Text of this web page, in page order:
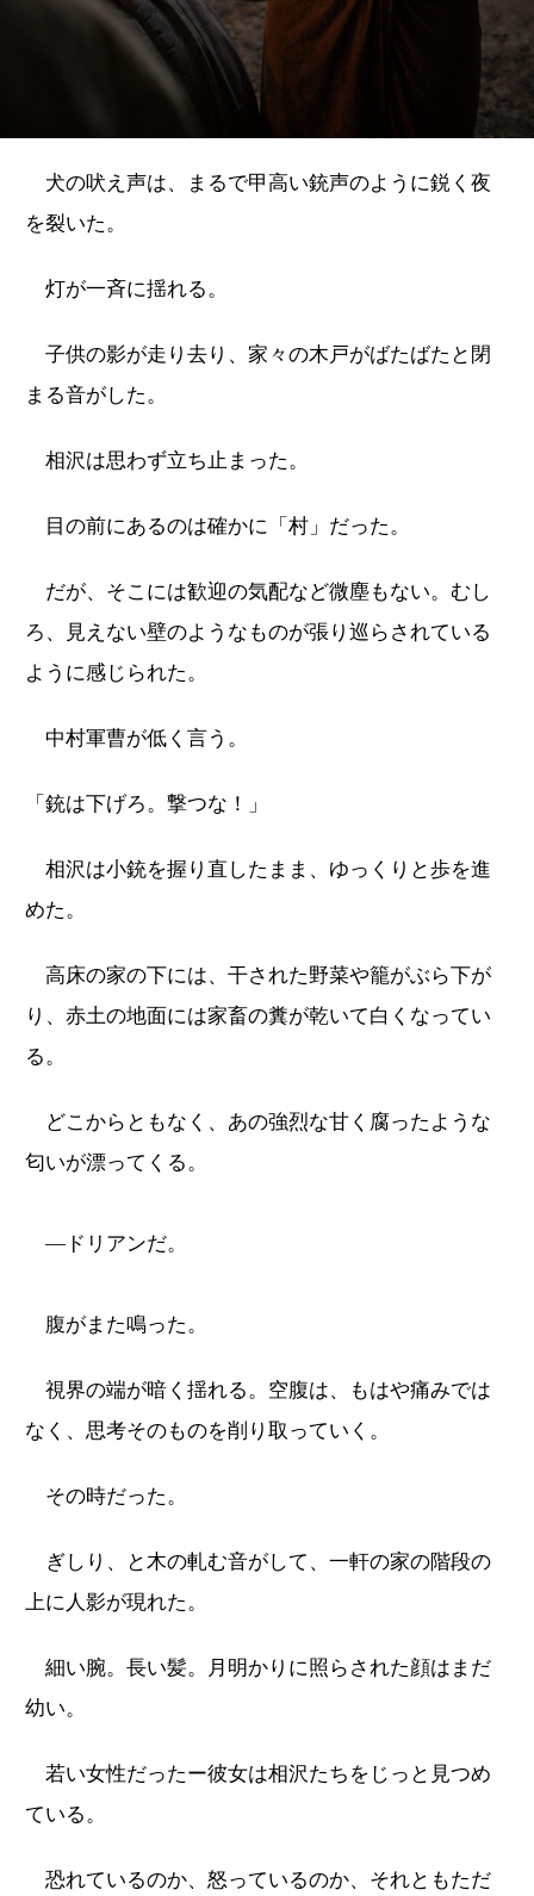
犬の吠え声は、まるで甲高い銃声のように鋭く夜
を裂いた。
灯が一斉に揺れる。
子供の影が走り去り、家々の木戸がばたばたと閉
まる音がした。
相沢は思わず立ち止まった。
目の前にあるのは確かに「村」だった。
だが、そこには歓迎の気配など微塵もない。むし
ろ、見えない壁のようなものが張り巡らされている
ように感じられた。
中村軍曹が低く言う。
「銃は下げろ。撃つな！」
相沢は小銃を握り直したまま、ゆっくりと歩を進
めた。
高床の家の下には、干された野菜や籠がぶら下が
り、赤土の地面には家畜の糞が乾いて白くなってい
る。
どこからともなく、あの強烈な甘く腐ったような
匂いが漂ってくる。
―ドリアンだ。
腹がまた鳴った。
視界の端が暗く揺れる。空腹は、もはや痛みでは
なく、思考そのものを削り取っていく。
その時だった。
ぎしり、と木の軋む音がして、一軒の家の階段の
上に人影が現れた。
細い腕。長い髪。月明かりに照らされた顔はまだ
幼い。
若い女性だったー彼女は相沢たちをじっと見つめ
ている。
恐れているのか、怒っているのか、それともただ